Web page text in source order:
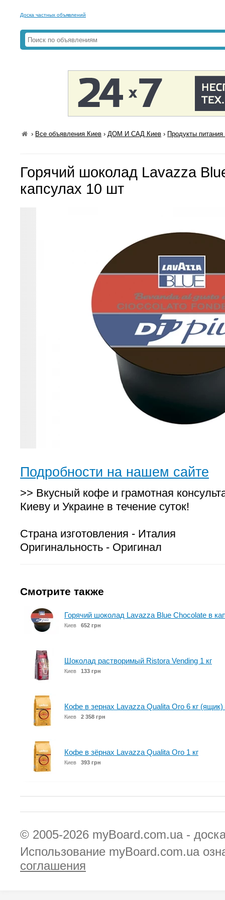
Доска частных объявлений
› Все объявления Киев ›ДОМ И САД Киев › Продукты
Горячий шоколад Lavazza
капсулах 10 шт
Подробности на нашем сайте
>> Вкусный кофе и грамотная
Киеву и Украине в течение суток!
Страна изготовления - Италия
Оригинальность - Оригинал
Смотрите также
Горячий шоколад Lavazza Blue Chocolate в
Киев 652 грн
Шоколад растворимый Ristora Vending 1 кг
Киев 133 грн
Кофе в зернах Lavazza Qualita Oro 6 кг (ящик)
Киев 2 358 грн
Кофе в зёрнах Lavazza Qualita Oro 1 кг
Киев 393 грн
© 2005-2026 myBoard.com.ua -
Использование myBoard.com.ua
соглашения